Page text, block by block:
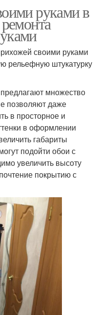
руками в
своими руками
рельефную штукатурку
множество
позволяют даже
в просторное и
в оформлении
габариты
подойти обои с
увеличить высоту
покрытию с